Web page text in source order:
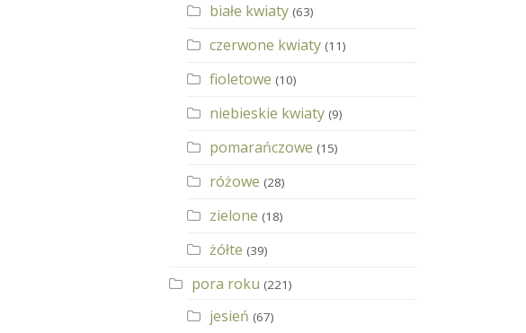
białe kwiaty (63)
czerwone kwiaty (11)
fioletowe (10)
niebieskie kwiaty (9)
pomarańczowe (15)
różowe (28)
zielone (18)
żółte (39)
pora roku (221)
jesień (67)